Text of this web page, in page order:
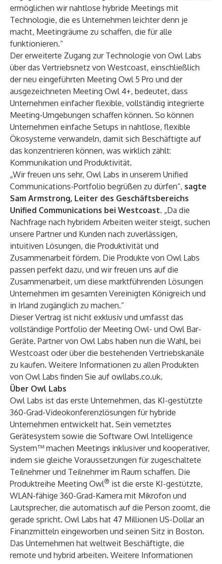
ermöglichen wir nahtlose hybride Meetings mit
Technologie, die es Unternehmen leichter denn je
macht, Meetingräume zu schaffen, die für alle
funktionieren.“
Der erweiterte Zugang zur Technologie von Owl Labs
über das Vertriebsnetz von Westcoast, einschließlich
der neu eingeführten Meeting Owl 5 Pro und der
ausgezeichneten Meeting Owl 4+, bedeutet, dass
Unternehmen einfacher flexible, vollständig integrierte
Meeting-Umgebungen schaffen können. So können
Unternehmen einfache Setups in nahtlose, flexible
Ökosysteme verwandeln, damit sich Beschäftigte auf
das konzentrieren können, was wirklich zählt:
Kommunikation und Produktivität.
„Wir freuen uns sehr, Owl Labs in unserem Unified
Communications-Portfolio begrüßen zu dürfen“, sagte
Sam Armstrong, Leiter des Geschäftsbereichs
Unified Communications bei Westcoast. „Da die
Nachfrage nach hybridem Arbeiten weiter steigt, suchen
unsere Partner und Kunden nach zuverlässigen,
intuitiven Lösungen, die Produktivität und
Zusammenarbeit fördern. Die Produkte von Owl Labs
passen perfekt dazu, und wir freuen uns auf die
Zusammenarbeit, um diese marktführenden Lösungen
Unternehmen im gesamten Vereinigten Königreich und
in Irland zugänglich zu machen.“
Dieser Vertrag ist nicht exklusiv und umfasst das
vollständige Portfolio der Meeting Owl- und Owl Bar-
Geräte. Partner von Owl Labs haben nun die Wahl, bei
Westcoast oder über die bestehenden Vertriebskanäle
zu kaufen. Weitere Informationen zu allen Produkten
von Owl Labs finden Sie auf owllabs.co.uk.
Über Owl Labs
Owl Labs ist das erste Unternehmen, das KI-gestützte
360-Grad-Videokonferenzlösungen für hybride
Unternehmen entwickelt hat. Sein vernetztes
Gerätesystem sowie die Software Owl Intelligence
System™ machen Meetings inklusiver und kooperativer,
indem sie gleiche Voraussetzungen für zugeschaltete
Teilnehmer und Teilnehmer im Raum schaffen. Die
Produktreihe Meeting Owl® ist die erste KI-gestützte,
WLAN-fähige 360-Grad-Kamera mit Mikrofon und
Lautsprecher, die automatisch auf die Person zoomt, die
gerade spricht. Owl Labs hat 47 Millionen US-Dollar an
Finanzmitteln eingeworben und seinen Sitz in Boston.
Das Unternehmen hat weltweit Beschäftigte, die
remote und hybrid arbeiten. Weitere Informationen